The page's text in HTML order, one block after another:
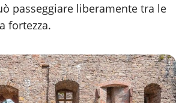
passeggiare liberamente tra le
fortezza.